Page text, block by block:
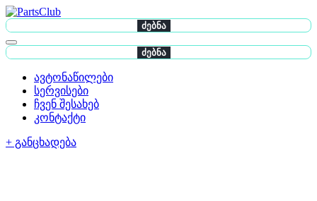
ძებნა
ძებნა
ავტონაწილები
სერვისები
ჩვენ შესახებ
კონტაქტი
+ განცხადება